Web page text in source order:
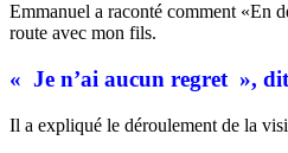
Emmanuel a raconté comment «En
route avec mon fils.
« Je n’ai aucun regret »,
Il a expliqué le déroulement de la